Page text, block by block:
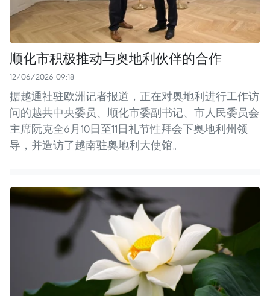
顺化市积极推动与奥地利伙伴的合作
12/06/2026 09:18
据越通社驻欧洲记者报道，正在对奥地利进行工作访
问的越共中央委员、顺化市委副书记、市人民委员会
主席阮克全6月10日至11日礼节性拜会下奥地利州领
导，并造访了越南驻奥地利大使馆。